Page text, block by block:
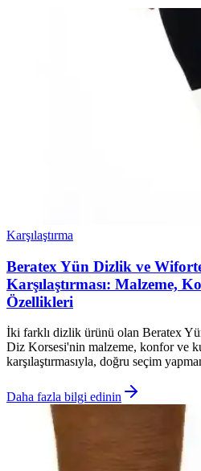
Karşılaştırma
Beratex Yün Dizlik ve
Karşılaştırması: Malzeme,
Özellikleri
İki farklı dizlik ürünü olan Beratex
Diz Korsesi'nin malzeme, konfor ve
karşılaştırmasıyla, doğru seçim
Daha fazla bilgi edinin